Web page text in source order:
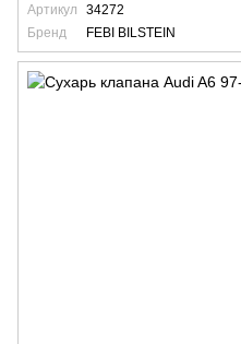
Артикул
34272
Бренд
FEBI BILSTEIN